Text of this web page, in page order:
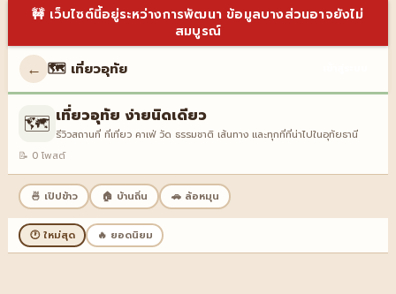
🚧 เว็บไซต์นี้อยู่ระหว่างการพัฒนา ข้อมูลบางส่วนอาจยังไม่
สมบูรณ์
← 🗺️ เที่ยวอุทัย
🗺️ เที่ยวอุทัย ง่ายนิดเดียว
รีวิวสถานที่ ที่เที่ยว คาเฟ่ วัด ธรรมชาติ เส้นทาง และทุกที่ที่น่าไปในอุทัยธานี
📝 0 โพสต์
🍜 เปิปข้าว 🏠 บ้านถิ่น 🚗 ล้อหมุน
🕐 ใหม่สุด 🔥 ยอดนิยม